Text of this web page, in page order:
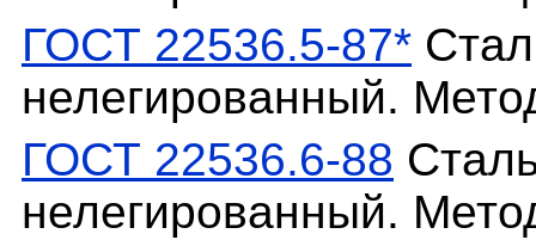
ГОСТ 22536.5-87*
нелегированный.
ГОСТ 22536.6-88
нелегированный.